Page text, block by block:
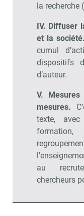
la recherche
IV. Diffuser
et la société.
cumul
dispositifs
d’auteur.
V.
mesures.
texte,
au
chercheurs